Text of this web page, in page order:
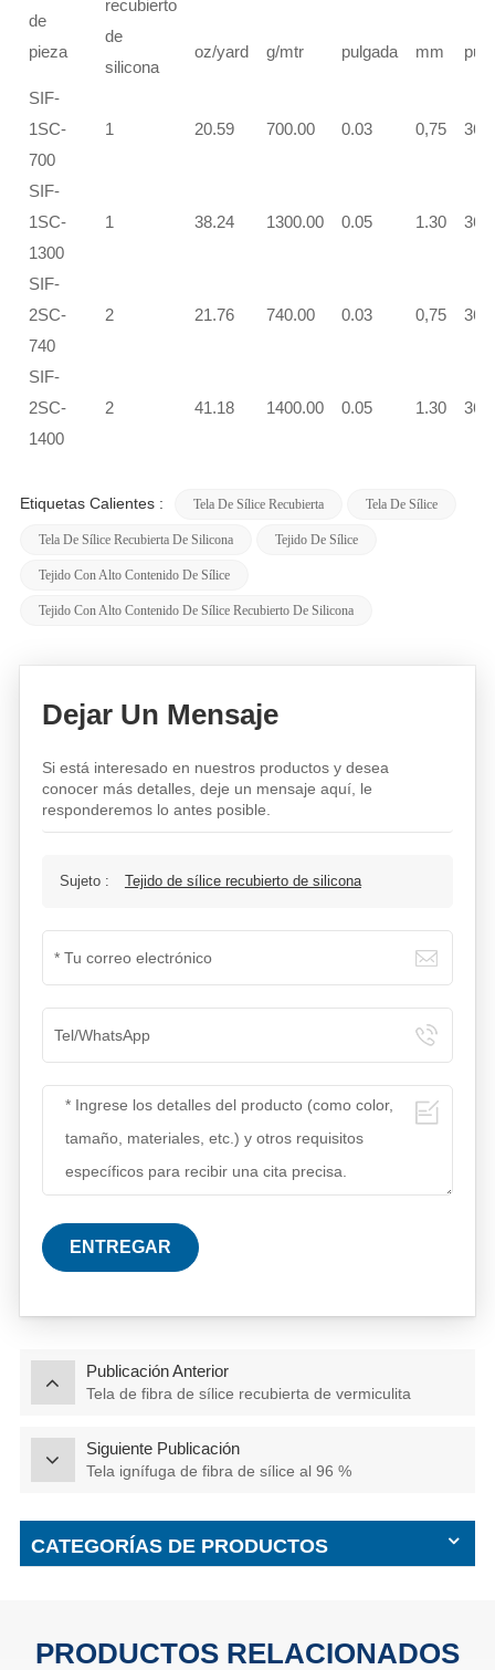
de
pieza
recubierto
de
silicona
oz/yard g/mtr pulgada mm
SIF-
1SC-
700
1 20.59 700.00 0.03 0,75
SIF-
1SC-
1300
1 38.24 1300.00 0.05 1.30
SIF-
2SC-
740
2 21.76 740.00 0.03 0,75
SIF-
2SC-
1400
2 41.18 1400.00 0.05 1.30
Etiquetas Calientes : Tela De Sílice Recubierta Tela De Sílice
Tela De Sílice Recubierta De Silicona Tejido De Sílice
Tejido Con Alto Contenido De Sílice
Tejido Con Alto Contenido De Sílice Recubierto De Silicona
Dejar Un Mensaje
Si está interesado en nuestros productos y desea
conocer más detalles, deje un mensaje aquí, le
responderemos lo antes posible.
Sujeto : Tejido de sílice recubierto de silicona
ENTREGAR
Publicación Anterior
Tela de fibra de sílice recubierta de vermiculita
Siguiente Publicación
Tela ignífuga de fibra de sílice al 96 %
CATEGORÍAS DE PRODUCTOS
PRODUCTOS RELACIONADOS